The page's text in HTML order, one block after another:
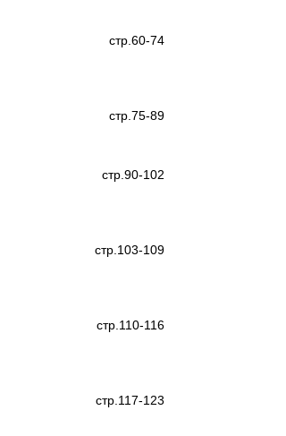
стр.60-74
стр.75-89
стр.90-102
стр.103-109
стр.110-116
стр.117-123